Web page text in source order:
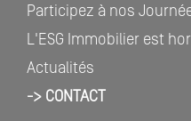
Participez à nos
L'ESG Immobilier est
Actualités
-> CONTACT